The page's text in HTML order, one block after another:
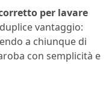
per lavare
vantaggio:
a chiunque di
con semplicità e